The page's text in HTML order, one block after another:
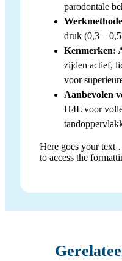
parodontale
druk (0,3 –
Kenmerken:
zijden actief,
voor
Aanbevolen
H4L voor
Here goes your text
to access the